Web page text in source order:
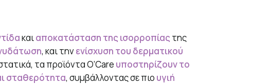
καιαποκατάσταση της ισορροπίας της
, και τηνενίσχυση του δερματικού
τα προϊόντα O’Care υποστηρίζουν το
σταθερότητα, συμβάλλοντας σε πιο υγιή